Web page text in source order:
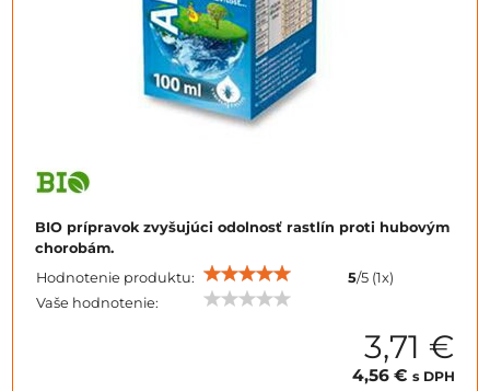
BIO prípravok zvyšujúci odolnosť rastlín proti hubovým
chorobám.
Hodnotenie produktu:
5/5 (1x)
Vaše hodnotenie:
3,71 €
4,56 € s DPH